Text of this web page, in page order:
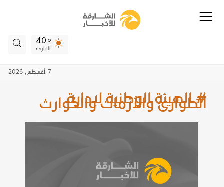
40
الشارقة
7 , أغسطس 2026
# الهيئة الوطنية لإدارة
الطوارئ والأزمات والكوارث